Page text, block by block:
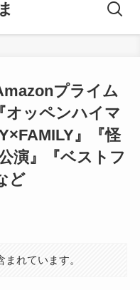
プライム
オッペンハイマ
』『怪
演』『ベストフ
ど
れています。